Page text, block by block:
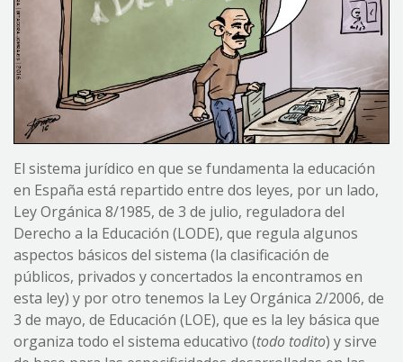
El sistema jurídico en que se fundamenta la educación
en España está repartido entre dos leyes, por un lado,
Ley Orgánica 8/1985, de 3 de julio, reguladora del
Derecho a la Educación (LODE), que regula algunos
aspectos básicos del sistema (la clasificación de
públicos, privados y concertados la encontramos en
esta ley) y por otro tenemos la Ley Orgánica 2/2006, de
3 de mayo, de Educación (LOE), que es la ley básica que
organiza todo el sistema educativo (todo todito) y sirve